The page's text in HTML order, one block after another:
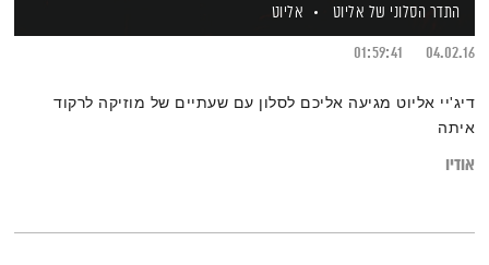
התדר הסלוני של אליוט
אליוט
04.02.16
01:59:41
דיג'יי אליוט מגיעה אליכם לסלון עם שעתיים של מוזיקה לרקוד
איתה
אודיו